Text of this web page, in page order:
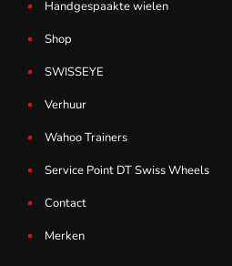
Handgespaakte wielen
Shop
SWISSEYE
Verhuur
Wahoo Trainers
Service Point DT Swiss Wheels
Contact
Merken